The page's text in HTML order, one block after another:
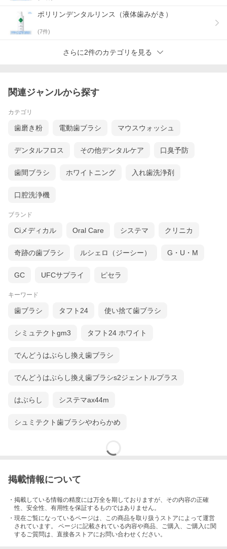
ポリリンデンタルリンス（液体歯みがき）
(7件)
さらに2件のカテゴリを見る
関連ジャンルから探す
カテゴリ
歯磨き粉 電動歯ブラシ マウスウォッシュ
デンタルフロス その他デンタルケア 口臭予防
歯間ブラシ ホワイトニング 入れ歯洗浄剤
口腔洗浄機
ブランド
Ciメディカル Oral Care システマ クリニカ
奇跡の歯ブラシ ルシェロ（ジーシー） G・U・M
GC UFCサプライ ピセラ
キーワード
歯ブラシ タフト24 使い捨て歯ブラシ
シミュテクトgm3 タフト24 ホワイト
でんどうはぶらし換え歯ブラシ
でんどうはぶらし換え歯ブラシs2ジェントルプラス
はぶらし システマax44m
シュミテクト歯ブラシやわらかめ
掲載情報について
・掲載している情報の精度には万全を期しておりますが、その内容の正確
性、安全性、有用性を保証するものではありません。
・現在ご覧になっているページは、この商品を取り扱うストアによって運営
されています。 ページに記載されている内容や商品、ご購入 、ご購入に関
するご質問は、直接各ストアにお問い合わせください。